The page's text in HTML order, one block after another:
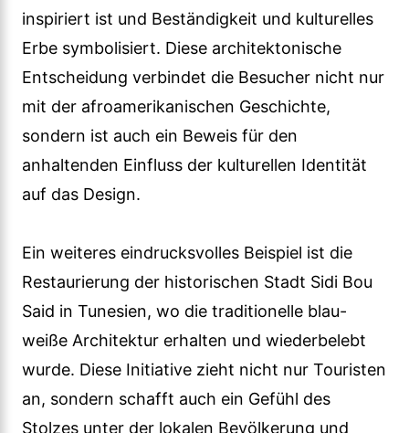
inspiriert ist und Beständigkeit und kulturelles
Erbe symbolisiert. Diese architektonische
Entscheidung verbindet die Besucher nicht nur
mit der afroamerikanischen Geschichte,
sondern ist auch ein Beweis für den
anhaltenden Einfluss der kulturellen Identität
auf das Design.
Ein weiteres eindrucksvolles Beispiel ist die
Restaurierung der historischen Stadt Sidi Bou
Said in Tunesien, wo die traditionelle blau-
weiße Architektur erhalten und wiederbelebt
wurde. Diese Initiative zieht nicht nur Touristen
an, sondern schafft auch ein Gefühl des
Stolzes unter der lokalen Bevölkerung und